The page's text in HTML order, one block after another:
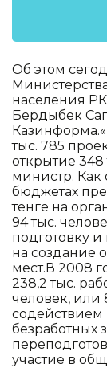
Об этом
населения
Бердыбек
тыс. 785
открытие 348
министр. Как
бюджетах
тенге на
94 тыс.
подготовку и
на создание
мест.В 2008
238,2 тыс.
человек, или
содействием
безработных
участие в